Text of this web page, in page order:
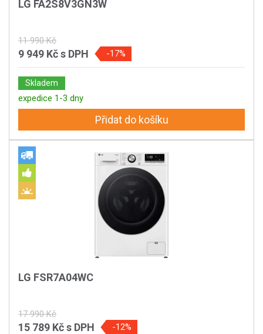
LG FA2S8V3GN3W
11 990 Kč
9 949 Kčs DPH -17%
Skladem
expedice 1-3 dny
Přidat do košíku
LG FSR7A04WC
17 990 Kč
15 789 Kčs DPH -12%